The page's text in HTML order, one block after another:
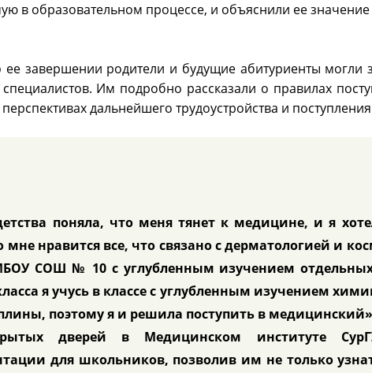
в образовательном процессе, и объяснили ее
ее завершении родители и будущие абитуриенты
Им подробно рассказали о правилах
дальнейшего трудоустройства и
поняла, что меня тянет к медицине, и я
мне нравится все, что связано с дерматологией и
СОШ № 10 с углубленным изучением
я учусь в классе с углубленным изучением
поэтому я и решила поступить в
дверей в Медицинском институте
для школьников, позволив им не только